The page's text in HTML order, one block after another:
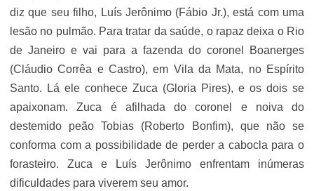
diz que seu filho, Luís Jerônimo (Fábio Jr.), está com uma
lesão no pulmão. Para tratar da saúde, o rapaz deixa o Rio
de Janeiro e vai para a fazenda do coronel Boanerges
(Cláudio Corrêa e Castro), em Vila da Mata, no Espírito
Santo. Lá ele conhece Zuca (Gloria Pires), e os dois se
apaixonam. Zuca é afilhada do coronel e noiva do
destemido peão Tobias (Roberto Bonfim), que não se
conforma com a possibilidade de perder a cabocla para o
forasteiro. Zuca e Luís Jerônimo enfrentam inúmeras
dificuldades para viverem seu amor.